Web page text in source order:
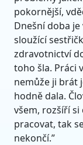
pokornější,
Dnešní doba
sloužící
zdravotnictví
toho šla. Práci
nemůže ji brát
hodně dala.
všem, rozšíří si
pracovat, tak
nekončí.”